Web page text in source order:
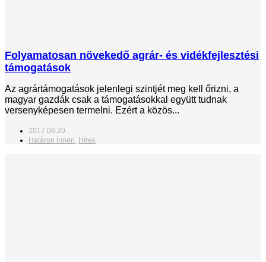
Folyamatosan növekedő agrár- és vidékfejlesztési
támogatások
Az agrártámogatások jelenlegi szintjét meg kell őrizni, a
magyar gazdák csak a támogatásokkal együtt tudnak
versenyképesen termelni. Ezért a közös...
2017.06.20.
Határon innen, Hírek